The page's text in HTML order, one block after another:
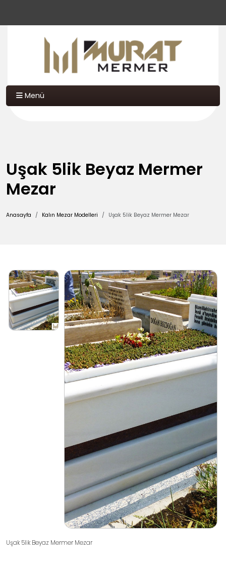
Menü
Uşak 5lik Beyaz Mermer
Mezar
Anasayfa Kalın Mezar Modelleri Uşak 5lik Beyaz Mermer Mezar
Uşak 5lik Beyaz Mermer Mezar